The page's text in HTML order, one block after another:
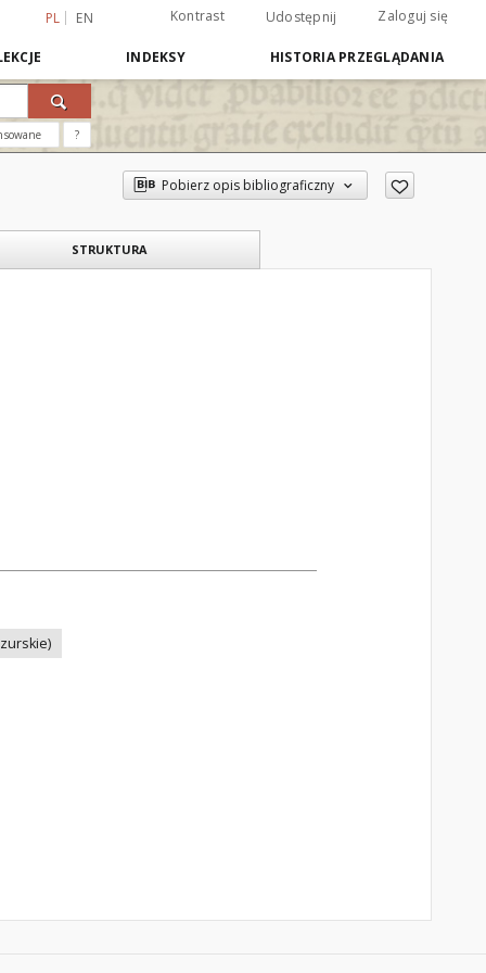
PL EN Kontrast Udostępnij Zaloguj się
INDEKSY HISTORIA PRZEGLĄDANIA
?
Pobierz opis bibliograficzny
STRUKTURA